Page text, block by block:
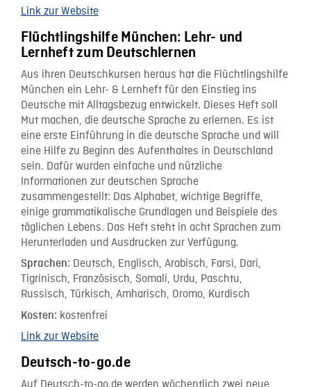
Link zur Website
Flüchtlingshilfe München: Lehr- und
Lernheft zum Deutschlernen
Aus ihren Deutschkursen heraus hat die Flüchtlingshilfe
München ein Lehr- & Lernheft für den Einstieg ins
Deutsche mit Alltagsbezug entwickelt. Dieses Heft soll
Mut machen, die deutsche Sprache zu erlernen. Es ist
eine erste Einführung in die deutsche Sprache und will
eine Hilfe zu Beginn des Aufenthaltes in Deutschland
sein. Dafür wurden einfache und nützliche
Informationen zur deutschen Sprache
zusammengestellt: Das Alphabet, wichtige Begriffe,
einige grammatikalische Grundlagen und Beispiele des
täglichen Lebens. Das Heft steht in acht Sprachen zum
Herunterladen und Ausdrucken zur Verfügung.
Sprachen: Deutsch, Englisch, Arabisch, Farsi, Dari,
Tigrinisch, Französisch, Somali, Urdu, Paschtu,
Russisch, Türkisch, Amharisch, Oromo, Kurdisch
Kosten: kostenfrei
Link zur Website
Deutsch-to-go.de